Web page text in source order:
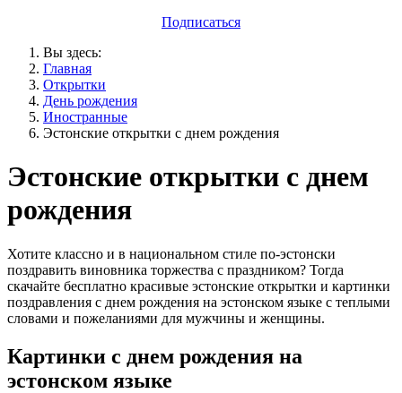
Подписаться
Вы здесь:
Главная
Открытки
День рождения
Иностранные
Эстонские открытки с днем рождения
Эстонские открытки с днем
рождения
Хотите классно и в национальном стиле по-эстонски
поздравить виновника торжества с праздником? Тогда
скачайте бесплатно красивые эстонские открытки и картинки
поздравления с днем рождения на эстонском языке с теплыми
словами и пожеланиями для мужчины и женщины.
Картинки с днем рождения на
эстонском языке